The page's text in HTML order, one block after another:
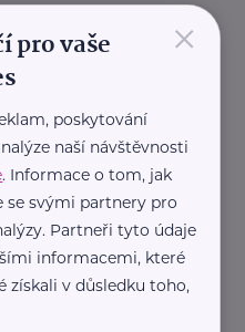
dluzích
strategie
odborníkem
– zhoršují vaši
odkládáte, tím méně
×
pro vaše
poskytování
naší návštěvnosti
. Informace o tom, jak
se svými partnery pro
Partneři tyto údaje
informacemi, které
získali v důsledku toho,